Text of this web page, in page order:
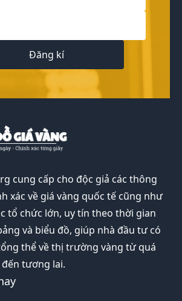
Đăng kí
cung cấp cho độc giả các thông
xác về giá vàng quốc tế cũng như
tổ chức lớn, uy tín theo thời gian
và biểu đồ, giúp nhà đầu tư có
thể về thị trường vàng từ quá
tương lai.